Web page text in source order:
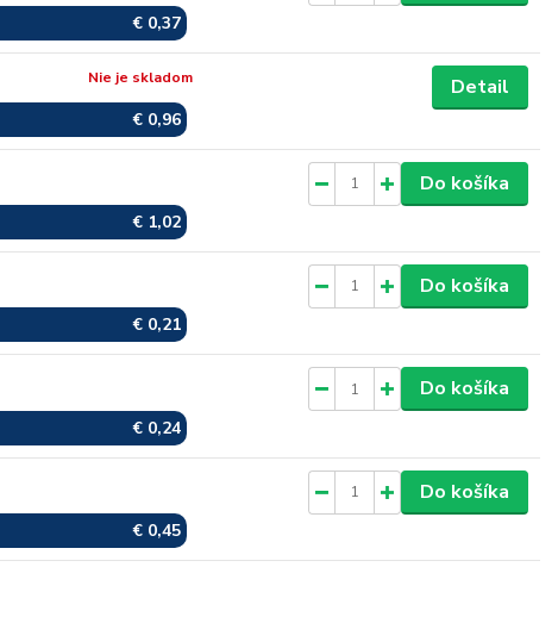
€ 0,37
€ 0,96
Nie je skladom Detail
€ 1,02
Do košíka
€ 0,21
Do košíka
€ 0,24
Do košíka
€ 0,45
Do košíka